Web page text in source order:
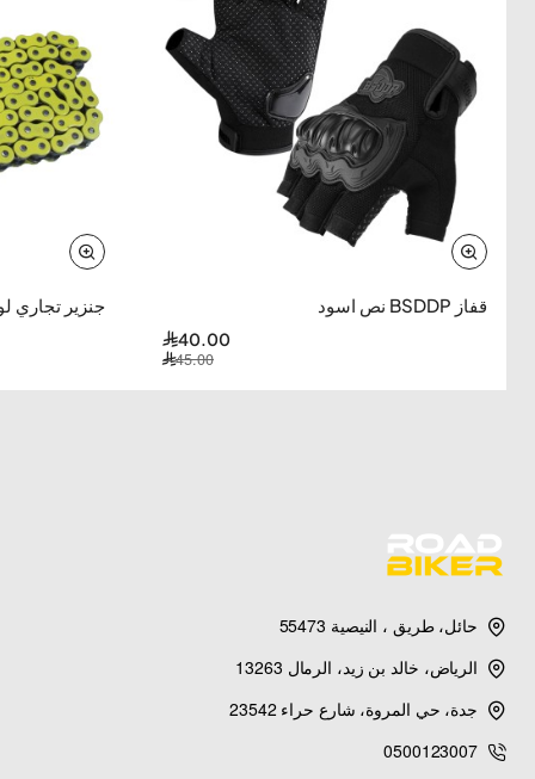
-11%
قفاز BSDDP نص اسود
40.00
45.00
-74%
جنزير تجاري
حائل، طريق ، النيصية 55473
الرياض، خالد بن زيد، الرمال 13263
جدة، حي المروة، شارع حراء 23542
0500123007